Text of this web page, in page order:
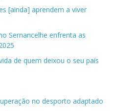
[ainda] aprendem a viver
Sernancelhe enfrenta as
de quem deixou o seu país
no desporto adaptado